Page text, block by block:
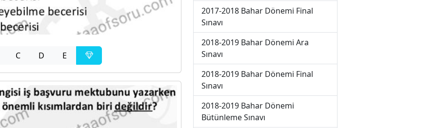
C D E
2017-2018 Bahar Dönemi Final
Sınavı
2018-2019 Bahar Dönemi Ara
Sınavı
2018-2019 Bahar Dönemi Final
Sınavı
2018-2019 Bahar Dönemi
Bütünleme Sınavı